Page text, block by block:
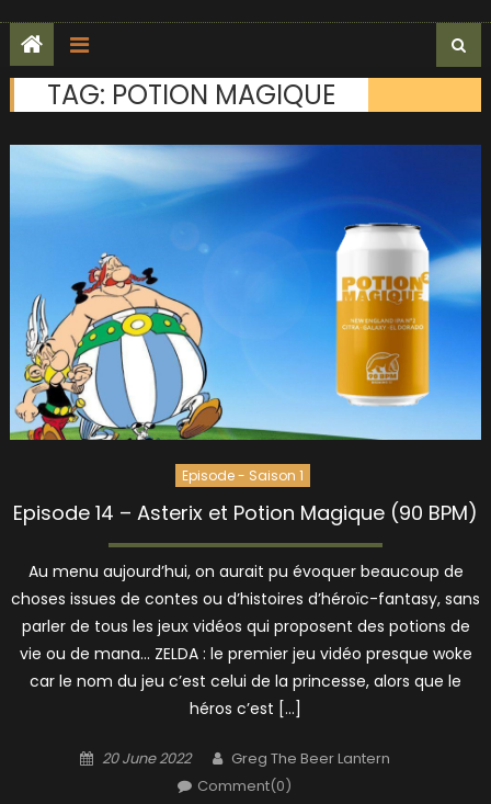
TAG: POTION MAGIQUE
Episode - Saison 1
Episode 14 – Asterix et Potion Magique (90 BPM)
Au menu aujourd’hui, on aurait pu évoquer beaucoup de
choses issues de contes ou d’histoires d’héroïc-fantasy, sans
parler de tous les jeux vidéos qui proposent des potions de
vie ou de mana… ZELDA : le premier jeu vidéo presque woke
car le nom du jeu c’est celui de la princesse, alors que le
héros c’est […]
Posted
20 June 2022 Author
Greg The Beer Lantern
Comment(0)